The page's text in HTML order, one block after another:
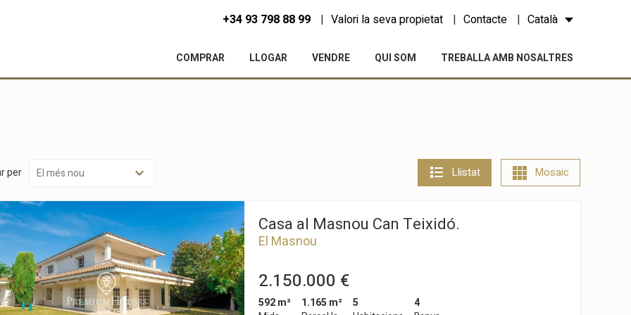
+34 93 798 88 99 Valori la seva propietat Contacte Català
COMPRAR LLOGAR VENDRE QUI SOM TREBALLA AMB NOSALTRES
per Llistat Mosaic
Casa al Masnou Can Teixidó.
El Masnou
2.150.000 €
592 m²
1.165 m²
5
4